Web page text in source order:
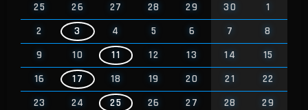
25 26 27 28 29 30
1
2
3 4 5 6 7
8
9
10 11 12 13 14
15
16
17 18 19 20 21
22
23
24 25 26 27 28
29